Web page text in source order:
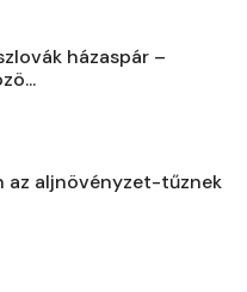
házaspár –
az aljnövényzet-tűznek